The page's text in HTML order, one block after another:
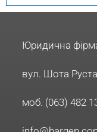
Юридична
вул. Шота
моб. (063) 482